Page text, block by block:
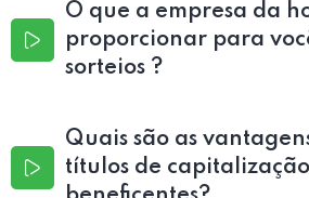
O que a empresa da
proporcionar para
sorteios ?
Quais são as
títulos de